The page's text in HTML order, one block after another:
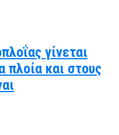
γίνεται
και στους